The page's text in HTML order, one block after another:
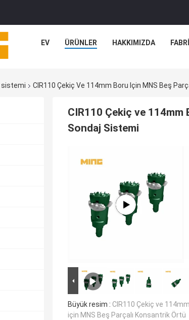
EV ÜRÜNLER HAKKIMIZDA
sistemi CIR110 Çekiç Ve 114mm Boru Için MNS Beş
CIR110 Çekiç ve
Sondaj Sistemi
Büyük resim : CIR110 Çekiç ve
için MNS Beş Parçalı Konsantrik Örtü